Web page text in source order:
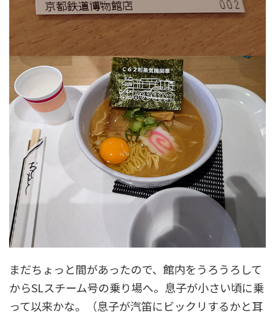
まだちょっと間があったので、館内をうろうろして
からSLスチーム号の乗り場へ。息子が小さい頃に乗
って以来かな。（息子が汽笛にビックリするかと耳